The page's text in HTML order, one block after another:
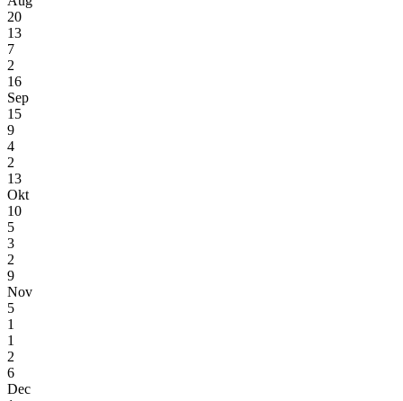
20
13
7
2
16
Sep
15
9
4
2
13
Okt
10
5
3
2
9
Nov
5
1
1
2
6
Dec